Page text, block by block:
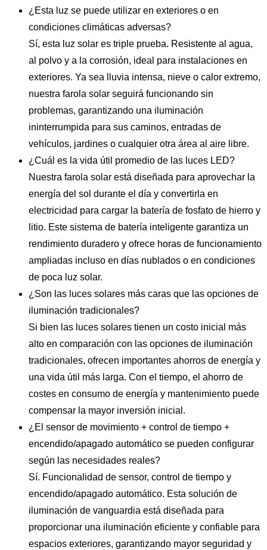
¿Esta luz se puede utilizar en exteriores o en
condiciones climáticas adversas?
Sí, esta luz solar es triple prueba. Resistente al agua,
al polvo y a la corrosión, ideal para instalaciones en
exteriores. Ya sea lluvia intensa, nieve o calor extremo,
nuestra farola solar seguirá funcionando sin
problemas, garantizando una iluminación
ininterrumpida para sus caminos, entradas de
vehículos, jardines o cualquier otra área al aire libre.
¿Cuál es la vida útil promedio de las luces LED?
Nuestra farola solar está diseñada para aprovechar la
energía del sol durante el día y convertirla en
electricidad para cargar la batería de fosfato de hierro y
litio. Este sistema de batería inteligente garantiza un
rendimiento duradero y ofrece horas de funcionamiento
ampliadas incluso en días nublados o en condiciones
de poca luz solar.
¿Son las luces solares más caras que las opciones de
iluminación tradicionales?
Si bien las luces solares tienen un costo inicial más
alto en comparación con las opciones de iluminación
tradicionales, ofrecen importantes ahorros de energía y
una vida útil más larga. Con el tiempo, el ahorro de
costes en consumo de energía y mantenimiento puede
compensar la mayor inversión inicial.
¿El sensor de movimiento + control de tiempo +
encendido/apagado automático se pueden configurar
según las necesidades reales?
Sí. Funcionalidad de sensor, control de tiempo y
encendido/apagado automático. Esta solución de
iluminación de vanguardia está diseñada para
proporcionar una iluminación eficiente y confiable para
espacios exteriores, garantizando mayor seguridad y